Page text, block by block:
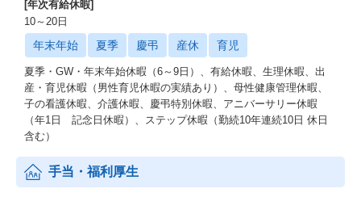
[年次有給休暇]
10～20日
年末年始 夏季 慶弔 産休 育児
夏季・GW・年末年始休暇（6～9日）、有給休暇、生理休暇、出
産・育児休暇（男性育児休暇の実績あり）、母性健康管理休暇、
子の看護休暇、介護休暇、慶弔特別休暇、アニバーサリー休暇
（年1日 記念日休暇）、ステップ休暇（勤続10年連続10日 休日
含む）
手当・福利厚生